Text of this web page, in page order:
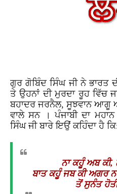
ਗੁਰ ਗੋਬਿੰਦ ਸਿੰਘ ਜੀ ਨੇ ਭਾਰਤ
ਤੇ ਉਹਨਾਂ ਦੀ ਮੁਰਦਾ ਰੂਹ ਵਿੱਚ
ਬਹਾਦਰ ਜਰਨੈਲ, ਸੂਝਵਾਨ ਆਗੂ
ਵਾਲੇ ਸਨ । ਪੰਜਾਬੀ ਦਾ ਮਹਾਨ
ਸਿੰਘ ਜੀ ਬਾਰੇ ਇਉਂ ਕਹਿੰਦਾ ਹੈ ਕਿ
ਨਾ ਕਹੂੰ ਅਬ ਕੀ,
ਬਾਤ ਕਹੂੰ ਜਬ ਕੀ ਅਗਰ
ਤੋਂ ਸੁਨੰਤ